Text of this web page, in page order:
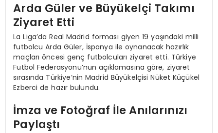
Arda Güler ve Büyükelçi Takımı
Ziyaret Etti
La Liga’da Real Madrid forması giyen 19 yaşındaki milli
futbolcu Arda Güler, İspanya ile oynanacak hazırlık
maçları öncesi genç futbolcuları ziyaret etti. Türkiye
Futbol Federasyonu’nun açıklamasına göre, ziyaret
sırasında Türkiye’nin Madrid Büyükelçisi Nüket Küçükel
Ezberci de hazır bulundu.
İmza ve Fotoğraf İle Anılarınızı
Paylaştı